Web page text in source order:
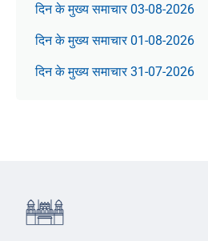
दिन के मुख्य समाचार 03-08-2026
दिन के मुख्य समाचार 01-08-2026
दिन के मुख्य समाचार 31-07-2026